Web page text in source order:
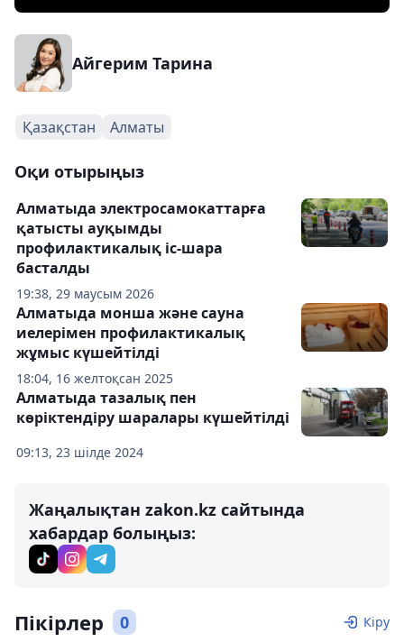
Айгерим Тарина
Қазақстан Алматы
Оқи отырыңыз
19:38, 29 маусым 2026
Алматыда электросамокаттарға
қатысты ауқымды
профилактикалық іс-шара
басталды
18:04, 16 желтоқсан 2025
Алматыда монша және сауна
иелерімен профилактикалық
жұмыс күшейтілді
09:13, 23 шілде 2024
Алматыда тазалық пен
көріктендіру шаралары күшейтілді
Жаңалықтан zakon.kz сайтында
хабардар болыңыз:
Пікірлер 0 Кіру